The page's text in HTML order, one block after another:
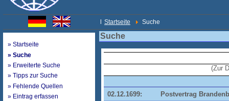
Startseite Suche
» Startseite
» Suche
» Erweiterte Suche
» Tipps zur Suche
» Fehlende Quellen
» Eintrag erfassen
Suche
(Zur
02.12.1699:
Postvertrag